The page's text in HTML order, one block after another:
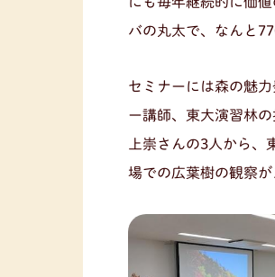
バの丸太で、なんと
セミナーには森の魅
ー講師、東大演習林
上崇さんの3人から
場での広葉樹の観察が